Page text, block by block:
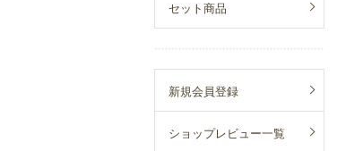
セット商品
新規会員登録
ショップレビュー一覧